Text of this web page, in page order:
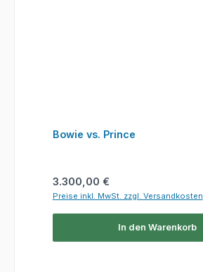
Bowie vs. Prince
Regulärer Preis:
3.300,00 €
Preise inkl. MwSt. zzgl. Versandkosten
In den Warenkorb